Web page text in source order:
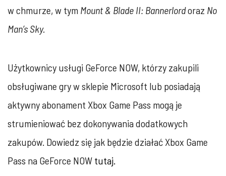
w chmurze, w tym Mount & Blade II: Bannerlordoraz No
Man’s Sky.
Użytkownicy usługi GeForce NOW, którzy zakupili
obsługiwane gry w sklepie Microsoft lub posiadają
aktywny abonament Xbox Game Pass mogą je
strumieniować bez dokonywania dodatkowych
zakupów. Dowiedz się jak będzie działać Xbox Game
Pass na GeForce NOW tutaj.